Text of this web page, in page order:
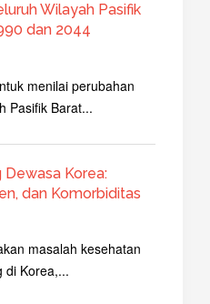
Wilayah Pasifik
dan 2044
menilai perubahan
Pasifik Barat...
Korea:
dan Komorbiditas
masalah kesehatan
di Korea,...